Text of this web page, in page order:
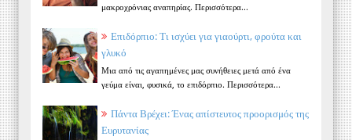
μακροχρόνιας αναπηρίας. Περισσότερα...
Επιδόρπιο: Τι ισχύει για γιαούρτι, φρούτα και
γλυκό
Μια από τις αγαπημένες μας συνήθειες μετά από ένα
γεύμα είναι, φυσικά, το επιδόρπιο. Περισσότερα...
Πάντα Βρέχει: Ένας απίστευτος προορισμός της
Ευρυτανίας